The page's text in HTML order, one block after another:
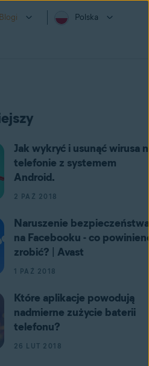
Blogi Polska
Jak wykryć i usunąć wirusa
telefonie z systemem
Android.
2 PAŹ 2018
Naruszenie bezpieczeństwa
na Facebooku - co
zrobić? | Avast
1 PAŹ 2018
Które aplikacje powodują
nadmierne zużycie baterii
telefonu?
26 LUT 2018